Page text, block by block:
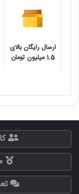
ارسال رایگان بالای
1.5 میلیون تومان